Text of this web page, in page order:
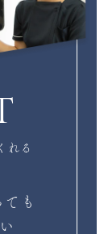
れる
も